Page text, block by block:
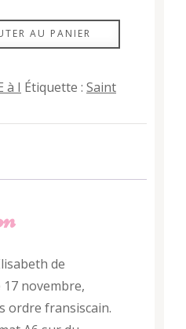
AU PANIER
à I Étiquette : Saint
de
novembre,
ordre fransiscain.